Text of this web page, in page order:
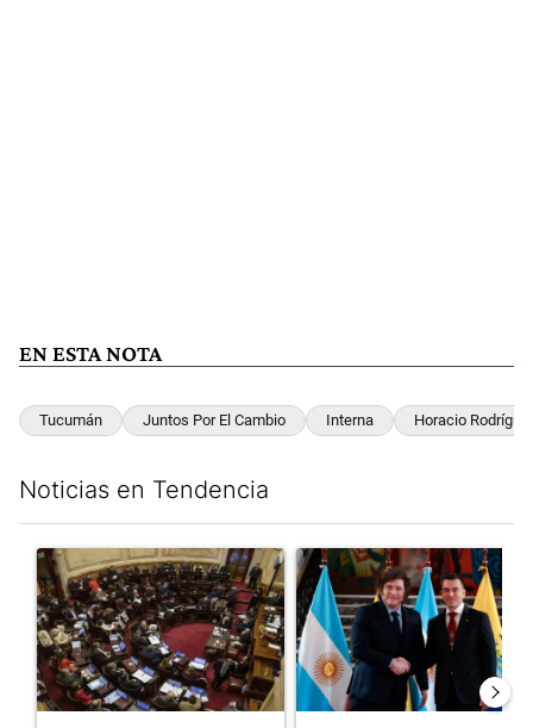
EN ESTA NOTA
Tucumán Juntos Por El Cambio Interna Horacio
Noticias en Tendencia
Un artículo de tendencia con el título "El Senado dio media
Un artículo de tendencia con